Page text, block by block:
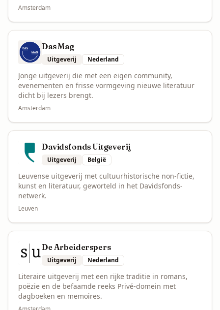
Amsterdam
Das Mag
Uitgeverij Nederland
Jonge uitgeverij die met een eigen community,
evenementen en frisse vormgeving nieuwe literatuur
dicht bij lezers brengt.
Amsterdam
Davidsfonds Uitgeverij
Uitgeverij België
Leuvense uitgeverij met cultuurhistorische non-fictie,
kunst en literatuur, geworteld in het Davidsfonds-
netwerk.
Leuven
De Arbeiderspers
Uitgeverij Nederland
Literaire uitgeverij met een rijke traditie in romans,
poëzie en de befaamde reeks Privé-domein met
dagboeken en memoires.